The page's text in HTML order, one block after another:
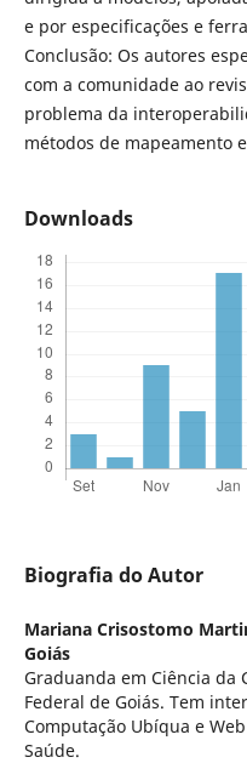
e por especificações e
Conclusão: Os autores
com a comunidade ao
problema da
métodos de mapeamento
Downloads
Biografia do Autor
Mariana Crisostomo
Goiás
Graduanda em Ciência da
Federal de Goiás. Tem
Computação Ubíqua e
Saúde.